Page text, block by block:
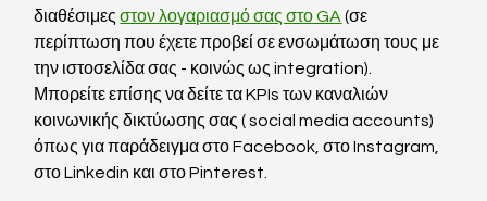
διαθέσιμες στον λογαριασμό σας στο GA (σε
περίπτωση που έχετε προβεί σε ενσωμάτωση τους με
την ιστοσελίδα σας - κοινώς ως integration).
Μπορείτε επίσης να δείτε τα KPIs των καναλιών
κοινωνικής δικτύωσης σας ( social media accounts)
όπως για παράδειγμα στο Facebook, στο Instagram,
στο Linkedin και στο Pinterest.